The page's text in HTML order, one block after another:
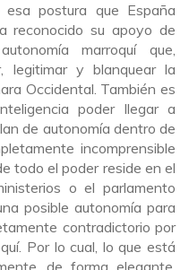
postura que España
reconocido su apoyo de
marroquí que,
legitimar y blanquear la
Occidental. También es
poder llegar a
de autonomía dentro de
incomprensible
todo el poder reside en el
o el parlamento
posible autonomía para
contradictorio por
Por lo cual, lo que está